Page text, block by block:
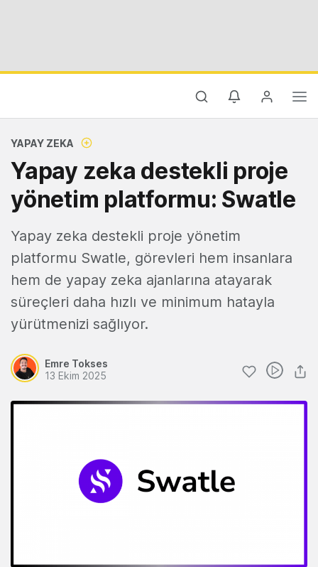
YAPAY ZEKA
Yapay zeka destekli proje
yönetim platformu: Swatle
Yapay zeka destekli proje yönetim
platformu Swatle, görevleri hem insanlara
hem de yapay zeka ajanlarına atayarak
süreçleri daha hızlı ve minimum hatayla
yürütmenizi sağlıyor.
Emre Tokses
13 Ekim 2025